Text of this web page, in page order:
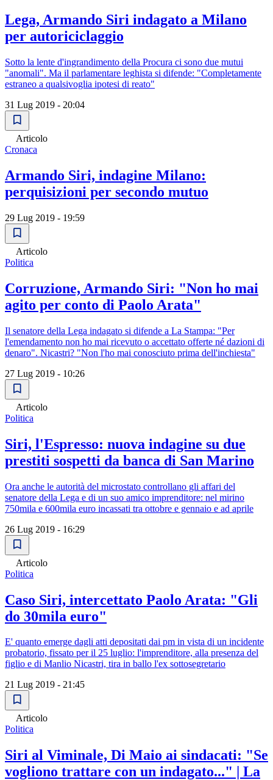
Lega, Armando Siri indagato a Milano
per autoriciclaggio
Sotto la lente d'ingrandimento della Procura ci sono due mutui
"anomali". Ma il parlamentare leghista si difende: "Completamente
estraneo a qualsivoglia ipotesi di reato"
31 Lug 2019 - 20:04
Articolo
Cronaca
Armando Siri, indagine Milano:
perquisizioni per secondo mutuo
29 Lug 2019 - 19:59
Articolo
Politica
Corruzione, Armando Siri: "Non ho mai
agito per conto di Paolo Arata"
Il senatore della Lega indagato si difende a La Stampa: "Per
l'emendamento non ho mai ricevuto o accettato offerte né dazioni di
denaro". Nicastri? "Non l'ho mai conosciuto prima dell'inchiesta"
27 Lug 2019 - 10:26
Articolo
Politica
Siri, l'Espresso: nuova indagine su due
prestiti sospetti da banca di San Marino
Ora anche le autorità del microstato controllano gli affari del
senatore della Lega e di un suo amico imprenditore: nel mirino
750mila e 600mila euro incassati tra ottobre e gennaio e ad aprile
26 Lug 2019 - 16:29
Articolo
Politica
Caso Siri, intercettato Paolo Arata: "Gli
do 30mila euro"
E' quanto emerge dagli atti depositati dai pm in vista di un incidente
probatorio, fissato per il 25 luglio: l'imprenditore, alla presenza del
figlio e di Manlio Nicastri, tira in ballo l'ex sottosegretario
21 Lug 2019 - 21:45
Articolo
Politica
Siri al Viminale, Di Maio ai sindacati: "Se
vogliono trattare con un indagato..." | La